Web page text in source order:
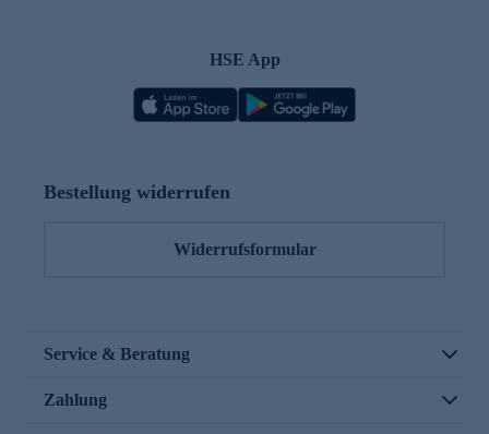
HSE App
Bestellung widerrufen
Widerrufsformular
Service & Beratung
Zahlung